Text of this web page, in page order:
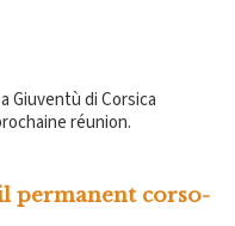
Giuventù di Corsica
réunion.
permanent corso-